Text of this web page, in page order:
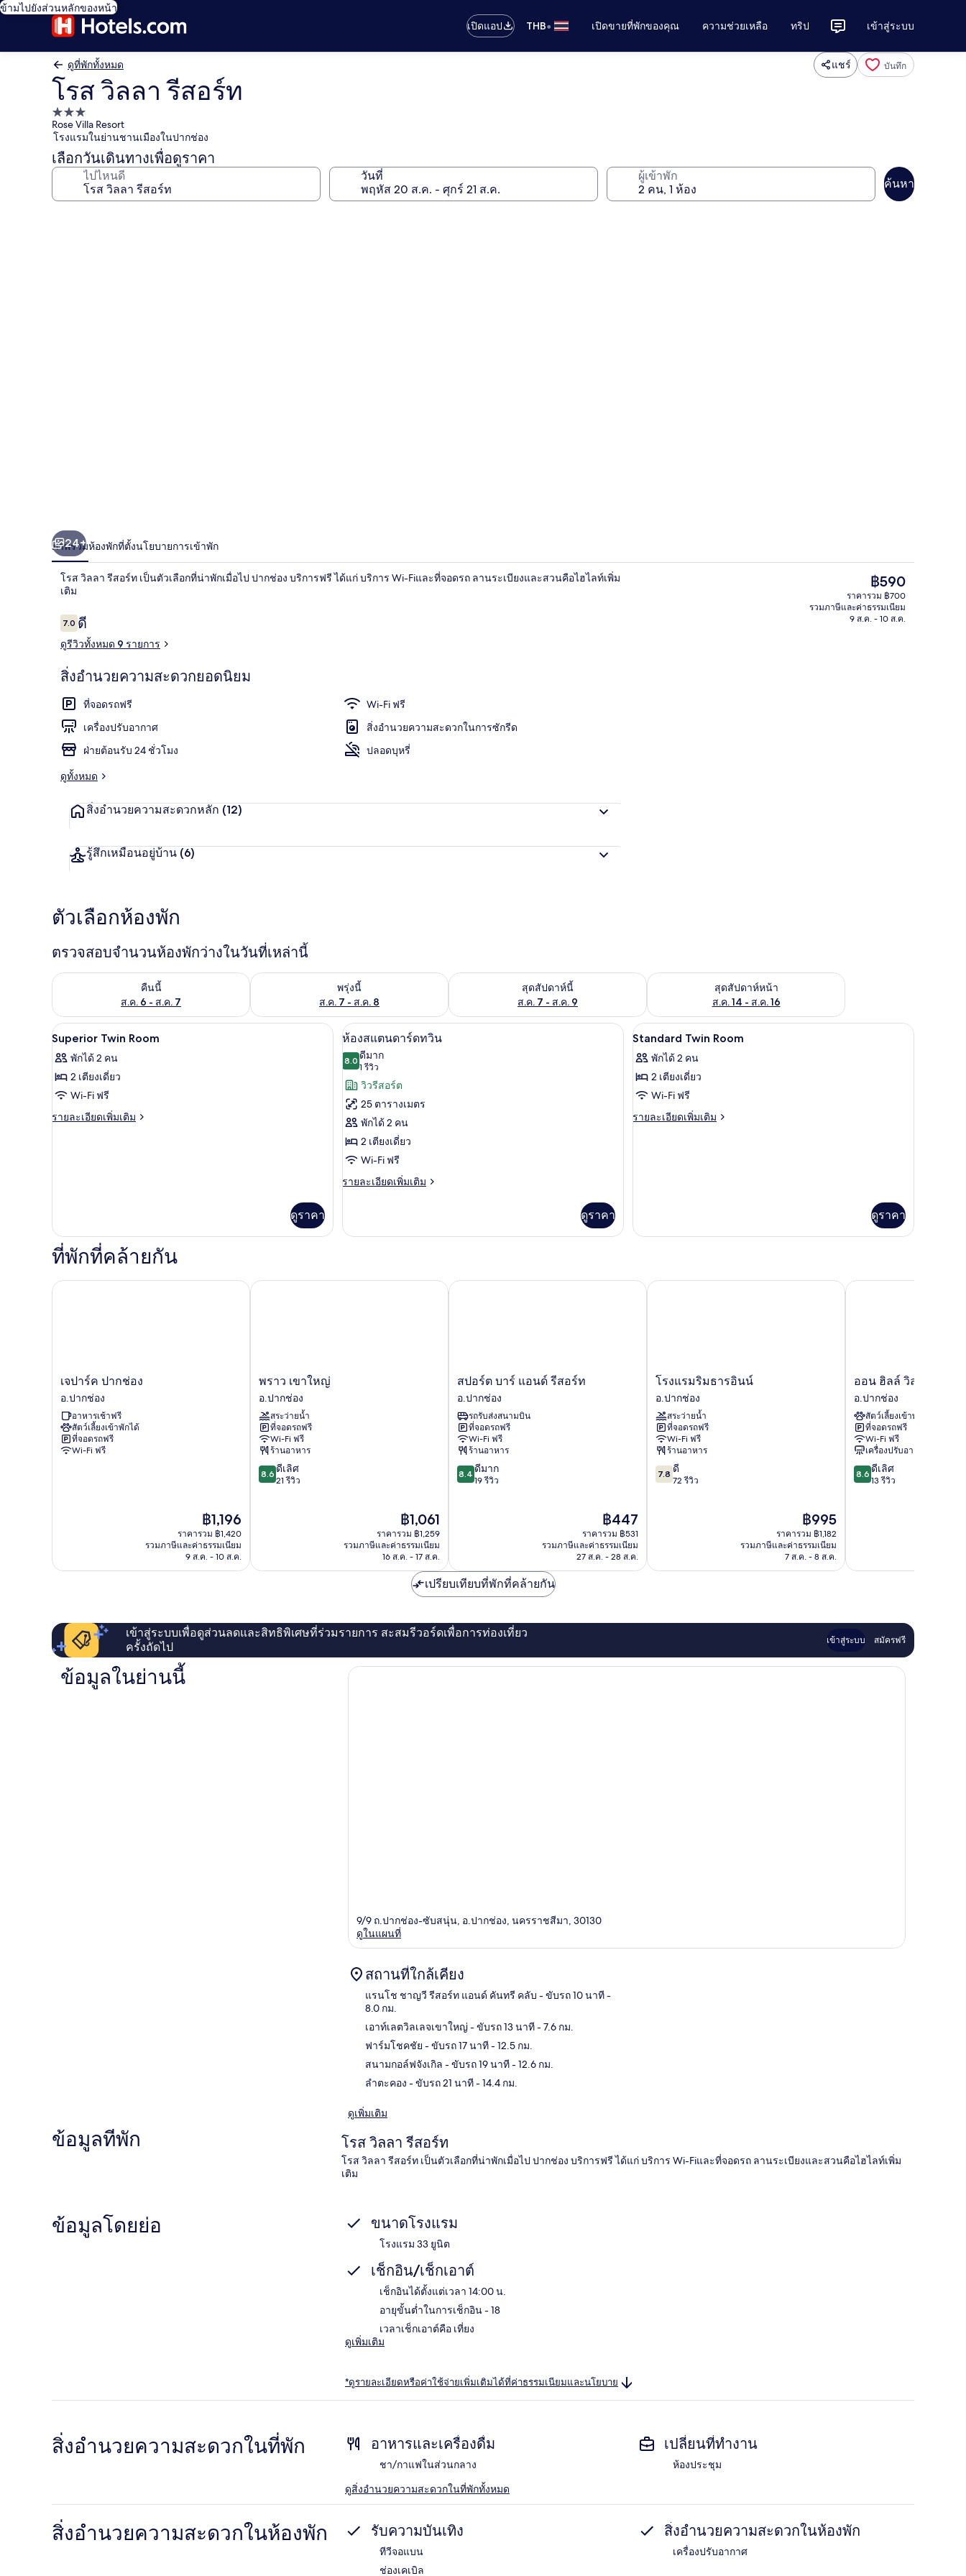
ข้ามไปยังส่วนหลักของหน้า
เปิดแอป
THB• เปิดขายที่พักของคุณ ความช่วยเหลือ ทริป เข้าสู่ระบบ
ดูที่พักทั้งหมด แชร์ บันทึก
โรส วิลลา รีสอร์ท
ที่พัก
3.0
ดาว
Rose Villa Resort
โรงแรมในย่านชานเมืองในปากช่อง
เลือกวันเดินทางเพื่อดูราคา
ไปไหนดี วันที่ ผู้เข้าพัก
ค้นหา
บริเวณนั่งเล่นที่ล็อบบี้
24+
ภาพรวมห้องพักที่ตั้งนโยบายการเข้าพัก
โรส วิลลา รีสอร์ท เป็นตัวเลือกที่น่าพักเมื่อไป ปากช่อง บริการฟรี ได้แก่ บริการ Wi-Fiและที่จอดรถ ลานระเบียงและสวนคือไฮไลท์เพิ่ม
เติม
รีวิว
7.07.0 จาก 10
ดี
ดูรีวิวทั้งหมด 9 รายการ
สิ่งอำนวยความสะดวกยอดนิยม
ที่จอดรถฟรี
Wi-Fi ฟรี
เครื่องปรับอากาศ
สิ่งอำนวยความสะดวกในการซักรีด
ฝ่ายต้อนรับ 24 ชั่วโมง
ปลอดบุหรี่
ดูทั้งหมด
สิ่งอำนวยความสะดวกหลัก (12)
รู้สึกเหมือนอยู่บ้าน (6)
ราคา
ปัจจุบัน
฿590
฿590
ราคารวม ฿700
รวมภาษีและค่าธรรมเนียม
9 ส.ค. - 10 ส.ค.
ตัวเลือกห้องพัก
ตรวจสอบจำนวนห้องพักว่างในวันที่เหล่านี้
คืนนี้
ส.ค. 6 - ส.ค. 7
ตรวจสอบจำนวนห้องพักว่างในคืนนี้ ส.ค. 6 - ส.ค. 7
พรุ่งนี้
ส.ค. 7 - ส.ค. 8
ตรวจสอบจำนวนห้องพักว่างในพรุ่งนี้ ส.ค. 7 - ส.ค. 8
สุดสัปดาห์นี้
ส.ค. 7 - ส.ค. 9
ตรวจสอบจำนวนห้องพักว่างในสุดสัปดาห์นี้ ส.ค. 7 - ส.ค. 9สุดสัปดาห์หน้า
ส.ค. 14 - ส.ค. 16
ตรวจสอบจำนวนห้องพักว่างในสุดสัปดาห์หน้า ส.ค. 14 - ส.ค. 16
เปิด
ภาพถ่าย
ทั้งหมด
ของ
Superior
เครื่องนอนป้องกันสารก่อภูมิแพ้, โต๊ะทำงาน, ผ้าม่านกันแสง, Wi-Fi ฟรี
8
Superior Twin Room
พักได้ 2 คน
2 เตียงเดี่ยว
Wi-Fi ฟรี
รายละเอียดเพิ่มเติม
ราย
ดูราคา
เปิด
ภาพถ่าย
ทั้งหมด
ของ
ห้อง
สแตนดาร์ด
ทวิน
ห้องสแตนดาร์ดทวิน | เครื่องนอนป้องกันสารก่อภูมิแพ้, โต๊ะทำงาน, ผ้าม่านกันแสง, Wi-Fi ฟรี
9
ห้องสแตนดาร์ดทวิน
8.08.0 จาก 10
ดีมาก
1 รีวิว
(1
รีวิว)
วิวรีสอร์ต
25 ตารางเมตร
พักได้ 2 คน
2 เตียงเดี่ยว
Wi-Fi ฟรี
รายละเอียดเพิ่มเติม
ราย
เกี่ยว
ทวิ
ดูราคา
เปิด
ภาพถ่าย
ทั้งหมด
ของ
Standard
เครื่องนอนป้องกันสารก่อภูมิแพ้, โต๊ะทำงาน, ผ้
9
Standard Twin Room
พักได้ 2 คน
2 เตียงเดี่ยว
Wi-Fi ฟรี
รายละเอียดเพิ่มเติม
ราย
ดูราคา
ที่พักที่คล้ายกัน
เจ
ปาร์ค
ปากช่อง
อ.ปากช่อง
เจปาร์ค ปากช่อง
อ.ปากช่อง
อาหารเช้าฟรี
สัตว์เลี้ยงเข้าพักได้
ที่จอดรถฟรี
Wi-Fi ฟรี
ราคา
ปัจจุบัน
คือ
฿1,196
฿1,196
ราคารวม ฿1,420
รวมภาษีและค่าธรรมเนียม
9 ส.ค. - 10 ส.ค.
เจปาร์ค ปากช่อง
พราว
เขา
ใหญ่
อ.ปากช่อง
พราว เขาใหญ่
อ.ปากช่อง
สระว่ายน้ำ
ที่จอดรถฟรี
Wi-Fi ฟรี
ร้านอาหาร
8.6
จาก
8.6 ดีเลิศ
21 รีวิว
ราคา
ปัจจุบัน
คือ
฿1,061
฿1,061
ราคารวม ฿1,259
รวมภาษีและค่าธรรมเนียม
16 ส.ค. - 17 ส.ค.
พราว เขาใหญ่
สปอร์ต
บาร์
แอนด์
รีสอร์ท
อ.ปากช่อง
สปอร์ต บาร์ แอนด์ รีสอร์ท
อ.ปากช่อง
รถรับส่งสนามบิน
ที่จอดรถฟรี
Wi-Fi ฟรี
ร้านอาหาร
8.4
จาก
8.4 ดีมาก
19 รีวิว
ราคา
ปัจจุบัน
คือ
฿447
฿447
ราคารวม ฿531
รวมภาษีและค่าธรรมเนียม
27 ส.ค. - 28 ส.ค.
สปอร์ต บาร์ แอนด์ รีสอร์ท
โรงแรม
ธาร
อินน์
อ.ปากช่อง
โรงแรมริมธารอินน์
อ.ปากช่อง
สระว่ายน้ำ
ที่จอดรถฟรี
Wi-Fi ฟรี
ร้านอาหาร
7.8
จาก
7.8 ดี
72 รีวิว
ราคา
ปัจจุบัน
คือ
฿995
฿995
ราคารวม ฿1,182
รวมภาษีและค่าธรรมเนียม
7 ส.ค. - 8 ส.ค.
โรงแรมริมธารอินน์
ออน
ลล์
วิลเลจ
อ.ปากช่อง
ออน ฮิลล์ วิลเลจ
อ.ปากช่อง
สัตว์เลี้ยงเข้าพักได้
ที่จอดรถฟรี
Wi-Fi ฟรี
เครื่องปรับอากาศ
8.6
จาก
8.6 ดีเลิศ
13 รีวิว
ออน ฮิลล์ วิลเลจ
เปรียบเทียบที่พักที่คล้ายกัน
เข้าสู่ระบบเพื่อดูส่วนลดและสิทธิพิเศษที่ร่วมรายการ สะสมรีวอร์ดเพื่อการท่องเที่ยว
ครั้งถัดไป
เข้าสู่ระบบ สมัครฟรี
ข้อมูลในย่านนี้
9/9 ถ.ปากช่อง-ซับสนุ่น, อ.ปากช่อง, นครราชสีมา, 30130
ดูในแผนที่
สถานที่ใกล้เคียง
แรนโช ชาญวี รีสอร์ท แอนด์ คันทรี คลับ - ขับรถ 10 นาที-
8.0 กม.
เอาท์เลตวิลเลจเขาใหญ่ - ขับรถ 13 นาที- 7.6 กม.
ฟาร์มโชคชัย - ขับรถ 17 นาที- 12.5 กม.
สนามกอล์ฟจังเกิล - ขับรถ 19 นาที- 12.6 กม.
ลำตะคอง - ขับรถ 21 นาที- 14.4 กม.
ดูเพิ่มเติม
ข้อมูลที่พัก โรส วิลลา รีสอร์ท
โรส วิลลา รีสอร์ท เป็นตัวเลือกที่น่าพักเมื่อไป ปากช่อง บริการฟรี ได้แก่ บริการ Wi-Fiและที่จอดรถ ลานระเบียงและสวนคือไฮไลท์เพิ่ม
เติม
ข้อมูลโดยย่อ ขนาดโรงแรม
โรงแรม 33 ยูนิต
เช็กอิน/เช็กเอาต์
เช็กอินได้ตั้งแต่เวลา 14:00 น.
อายุขั้นต่ำในการเช็กอิน - 18
เวลาเช็กเอาต์คือ เที่ยง
ดูเพิ่มเติม
*ดูรายละเอียดหรือค่าใช้จ่ายเพิ่มเติมได้ที่ค่าธรรมเนียมและนโยบาย
สิ่งอำนวยความสะดวกในที่พัก อาหารและเครื่องดื่ม
ชา/กาแฟในส่วนกลาง
เปลี่ยนที่ทำงาน
ห้องประชุม
ดูสิ่งอำนวยความสะดวกในที่พักทั้งหมด
สิ่งอำนวยความสะดวกในห้องพัก รับความบันเทิง
ทีวีจอแบน
ช่องเคเบิล
สิ่งอำนวยความสะดวกในห้องพัก
เครื่องปรับอากาศ